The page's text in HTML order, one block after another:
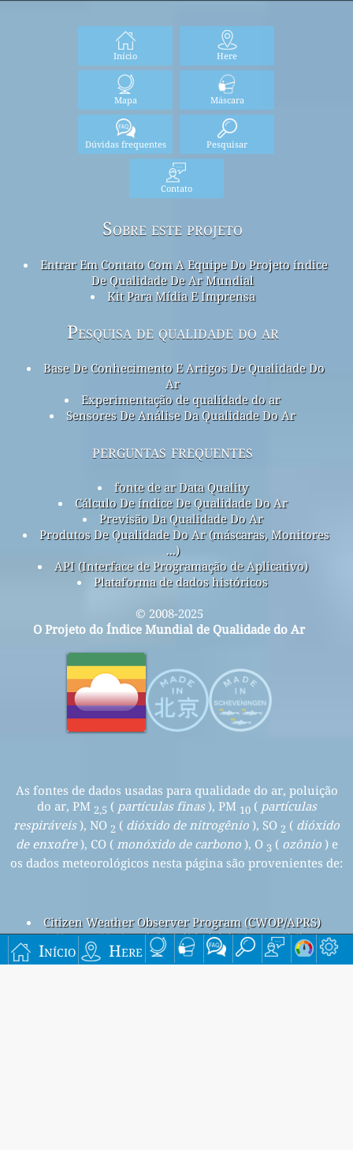
Início Here
Início Here
Mapa Máscara
Dúvidas frequentes Pesquisar
Contato
Sobre este projeto
Entrar Em Contato Com A Equipe Do Projeto índice
De Qualidade De Ar Mundial
Kit Para Mídia E Imprensa
Pesquisa de qualidade do ar
Base De Conhecimento E Artigos De Qualidade Do
Ar
Experimentação de qualidade do ar
Sensores De Análise Da Qualidade Do Ar
perguntas frequentes
fonte de ar Data Quality
Cálculo De índice De Qualidade Do Ar
Previsão Da Qualidade Do Ar
Produtos De Qualidade Do Ar (máscaras, Monitores
...)
API (Interface de Programação de Aplicativo)
Plataforma de dados históricos
© 2008-2025
O Projeto do Índice Mundial de Qualidade do Ar
As fontes de dados usadas para qualidade do ar, poluição
do ar, PM 2,5 ( partículas finas), PM 10( partículas
respiráveis), NO 2 ( dióxido de nitrogênio ), SO 2 ( dióxido
de enxofre), CO ( monóxido de carbono), O 3 ( ozônio) e
os dados meteorológicos nesta página são provenientes de:
Citizen Weather Observer Program (CWOP/APRS)
Sistema Nacional de Calidad del Aire en Chile
Poluição do ar em San Fernando, Chile
Beijing overall air quality index is 55